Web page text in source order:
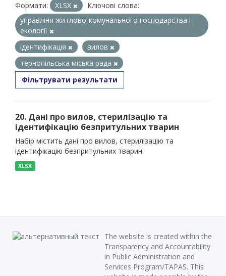
Формати: XLSX
Ключові слова:
управліня житлово-комунального господарства і
екології
ідентифікація
вилов
тернопільська міська рада
Фільтрувати результати
20. Дані про вилов, стерилізацію та
ідентифікацію безпритульних тварин
Набір містить дані про вилов, стерилізацію та
ідентифікацію безпритульних тварин
XLSX
The website is created within the
Transparency and Accountability
in Public Administration and
Services Program/TAPAS. This